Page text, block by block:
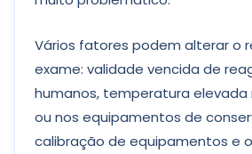
Vários fatores podem alterar o
exame: validade vencida de
humanos, temperatura elevada
ou nos equipamentos de
calibração de equipamentos e